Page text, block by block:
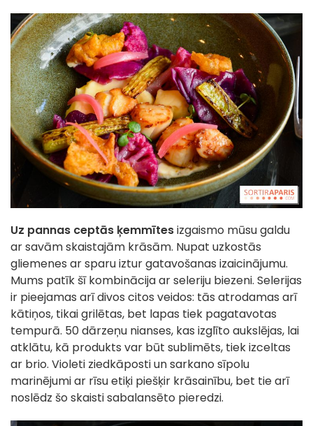
Uz pannas ceptās ķemmītesizgaismo mūsu galdu
ar savām skaistajām krāsām. Nupat uzkostās
gliemenes ar sparu iztur gatavošanas izaicinājumu.
Mums patīk šī kombinācija ar seleriju biezeni. Selerijas
ir pieejamas arī divos citos veidos: tās atrodamas arī
kātiņos, tikai grilētas, bet lapas tiek pagatavotas
tempurā. 50 dārzeņu nianses, kas izglīto aukslējas, lai
atklātu, kā produkts var būt sublimēts, tiek izceltas
ar brio. Violeti ziedkāposti un sarkano sīpolu
marinējumi ar rīsu etiķi piešķir krāsainību, bet tie arī
noslēdz šo skaisti sabalansēto pieredzi.